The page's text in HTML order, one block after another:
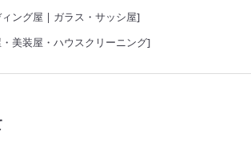
ング屋 | ガラス・サッシ屋]
美装屋・ハウスクリーニング]